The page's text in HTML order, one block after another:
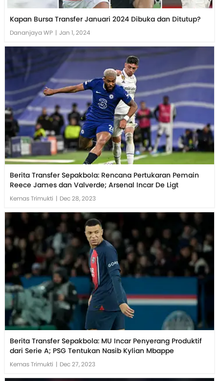
Kapan Bursa Transfer Januari 2024 Dibuka dan Ditutup?
Dananjaya WP | Jan 1, 2024
Berita Transfer Sepakbola: Rencana Pertukaran Pemain
Reece James dan Valverde; Arsenal Incar De Ligt
Kemas Trimukti | Dec 28, 2023
Berita Transfer Sepakbola: MU Incar Penyerang Produktif
dari Serie A; PSG Tentukan Nasib Kylian Mbappe
Kemas Trimukti | Dec 27, 2023